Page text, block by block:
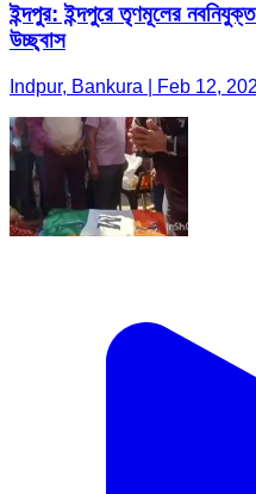
ইন্দপুর: ইন্দপুরে তৃণমূলের
উচ্ছ্বাস
Indpur, Bankura | Feb 12,